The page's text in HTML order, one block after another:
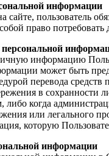
информации
пользователь обязан
персональной
информацию
может быть предоставлена
платежной системе, услугами
Личная информация может быть раскрыта в случаях, описанных
когда администрация
процесса необходимого для
информации